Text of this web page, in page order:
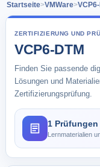
Startseite>VMWare>
ZERTIFIZIERUNG UND
VCP6-DTM
Finden Sie passende
Lösungen und
Zertifizierungsprüfung.
1 Prüfungen
Lernmaterialien